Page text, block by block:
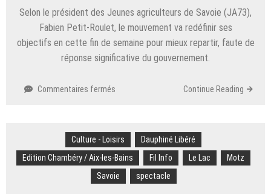
Selon le président des Jeunes agriculteurs de Savoie (JA73),
Fabien Petit-Roulet, le mouvement va redéfinir ses
objectifs en cette fin de semaine pour mieux repartir, faute de
réponse significative du gouvernement.
Commentaires fermés
agriculteurs : « La
population
nous
soutient
Continue Reading
Culture - Loisirs
Dauphiné Libéré
Edition Chambéry / Aix-les-Bains
Fil Info Le Lac
Motz
Savoie
spectacle